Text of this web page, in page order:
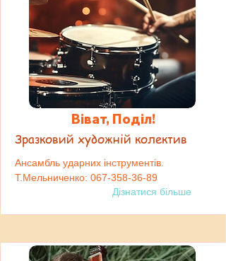
Віват, Поділ!
Зразковий художній колектив
Ансамбль ударних інструментів.
Т.Мельниченко: 067-358-36-89
Дізнатися більше